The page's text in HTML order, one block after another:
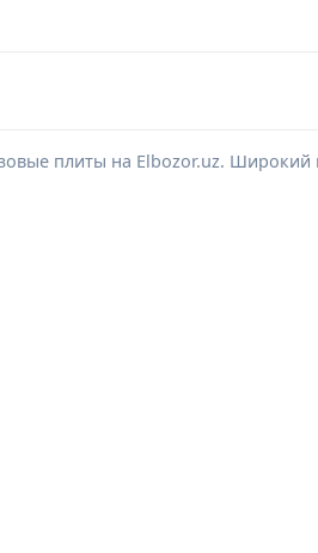
плиты на Elbozor.uz.